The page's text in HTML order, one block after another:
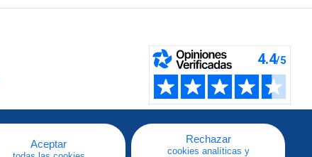
Aceptar Rechazar
cookies analíticas y